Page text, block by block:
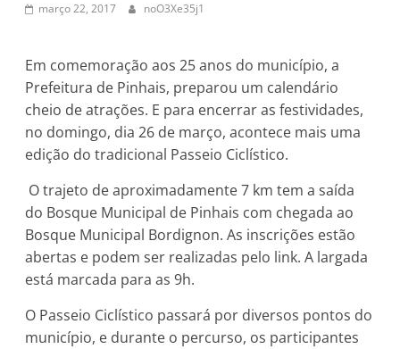
março 22, 2017 noO3Xe35j1
Em comemoração aos 25 anos do município, a
Prefeitura de Pinhais, preparou um calendário
cheio de atrações. E para encerrar as festividades,
no domingo, dia 26 de março, acontece mais uma
edição do tradicional Passeio Ciclístico.
O trajeto de aproximadamente 7 km tem a saída
do Bosque Municipal de Pinhais com chegada ao
Bosque Municipal Bordignon. As inscrições estão
abertas e podem ser realizadas pelo link. A largada
está marcada para as 9h.
O Passeio Ciclístico passará por diversos pontos do
município, e durante o percurso, os participantes